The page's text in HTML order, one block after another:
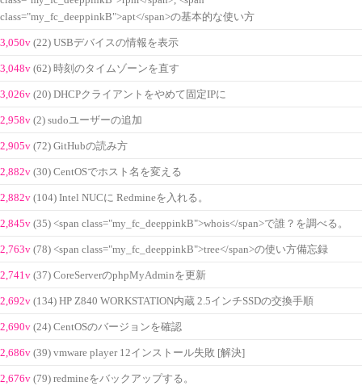
class="my_fc_deeppinkB">apt</span>の基本的な使い方
3,050v (22) USBデバイスの情報を表示
3,048v (62) 時刻のタイムゾーンを直す
3,026v (20) DHCPクライアントをやめて固定IPに
2,958v (2) sudoユーザーの追加
2,905v (72) GitHubの読み方
2,882v (30) CentOSでホスト名を変える
2,882v (104) Intel NUCに Redmineを入れる。
2,845v (35) <span class="my_fc_deeppinkB">whois</span>で誰？を調べる。
2,763v (78) <span class="my_fc_deeppinkB">tree</span>の使い方備忘録
2,741v (37) CoreServerのphpMyAdminを更新
2,692v (134) HP Z840 WORKSTATION内蔵 2.5インチSSDの交換手順
2,690v (24) CentOSのバージョンを確認
2,686v (39) vmware player 12インストール失敗 [解決]
2,676v (79) redmineをバックアップする。